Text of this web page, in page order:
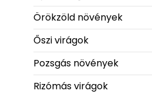
Örökzöld növények
Őszi virágok
Pozsgás növények
Rizómás virágok